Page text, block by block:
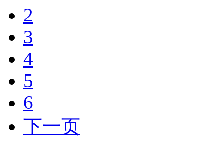
2
3
4
5
6
下一页